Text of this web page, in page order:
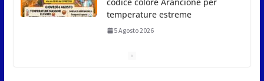
Compak: Renato Ragini vince il titolo sammarinese,